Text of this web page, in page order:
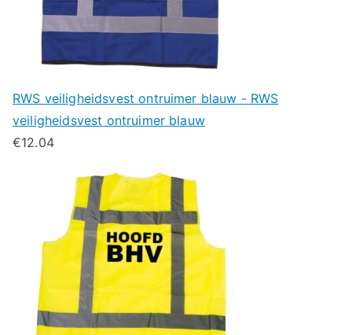
RWS veiligheidsvest ontruimer blauw - RWS
veiligheidsvest ontruimer blauw
€12.04